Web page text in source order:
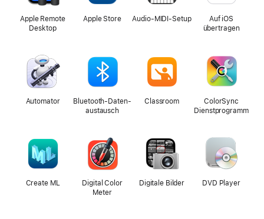
Apple Remote
Desktop
Apple Store Audio-MIDI-Setup
Auf iOS
übertragen
Automator
Bluetooth-Daten­
austausch
Classroom
ColorSync
Dienst­programm
Create ML
Digital Color
Meter
Digitale Bilder DVD Player